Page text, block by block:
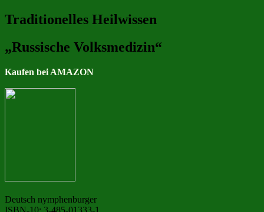
Traditionelles Heilwissen
„Russische Volksmedizin“
Kaufen bei AMAZON
Deutsch nymphenburger
ISBN-10: 3-485-01333-1